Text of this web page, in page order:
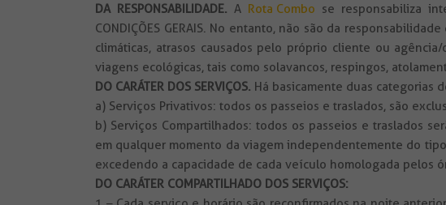
DA RESPONSABILIDADE. A Rota Combo se responsabiliza
CONDIÇÕES GERAIS. No entanto, não são da
climáticas, atrasos causados pelo próprio cliente ou
viagens ecológicas, tais como solavancos, respingos,
DO CARÁTER DOS SERVIÇOS. Há basicamente duas categorias
a) Serviços Privativos: todos os passeios e traslados, são
b) Serviços Compartilhados: todos os passeios e traslados
em qualquer momento da viagem independentemente do
excedendo a capacidade de cada veículo homologada pelos
DO CARÁTER COMPARTILHADO DOS SERVIÇOS: